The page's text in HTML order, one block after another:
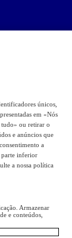
únicos,
em «Nós
tudo» ou retirar o
e anúncios que
a
parte inferior
a nossa política
Armazenar
e conteúdos,